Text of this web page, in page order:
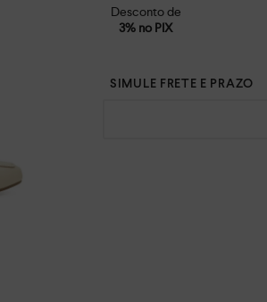
Desconto de
3% no PIX